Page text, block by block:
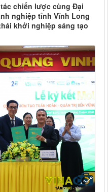
tác chiến lược cùng Đại
nghiệp tỉnh Vĩnh Long
khởi nghiệp sáng tạo